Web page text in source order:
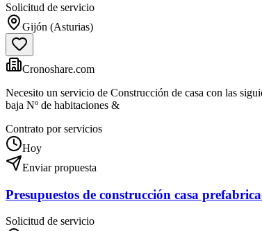
Solicitud de servicio
Gijón (Asturias)
Cronoshare.com
Necesito un servicio de Construcción de casa con las
baja Nº de habitaciones &
Contrato por servicios
Hoy
Enviar propuesta
Presupuestos de construcción casa
Solicitud de servicio